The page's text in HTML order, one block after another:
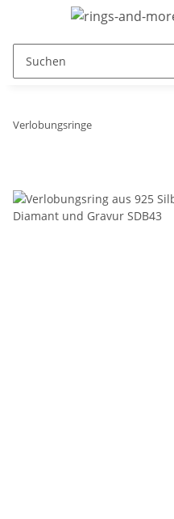
Verlobungsringe